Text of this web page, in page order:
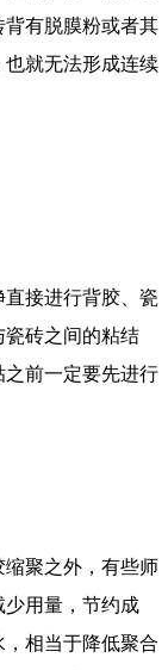
有脱膜粉或者其
就无法形成连续
接进行背胶、瓷
砖之间的粘结
前一定要先进行
缩聚之外，有些师
用量，节约成
相当于降低聚合